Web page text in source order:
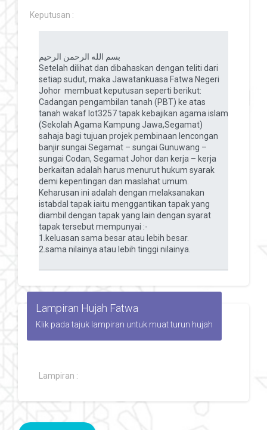
Keputusan :
Lampiran Hujah Fatwa
Klik pada tajuk lampiran untuk muat turun hujah
Lampiran :